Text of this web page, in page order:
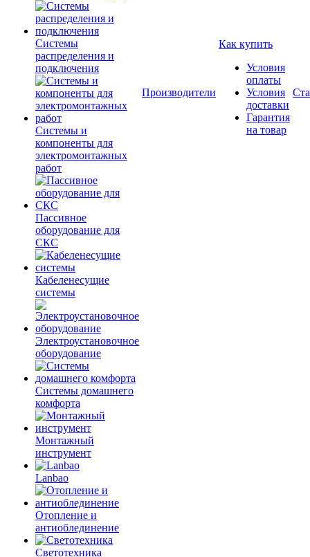
Системы
распределения и
подключения
Системы и
компоненты для
электромонтажных
работ
Пассивное
оборудование для
СКС
Кабеленесущие
системы
Электроустановочное
оборудование
Системы домашнего
комфорта
Монтажный
инструмент
Lanbao
Отопление и
антиоблединение
Светотехника
Производители
Как купить
Условия
оплаты
Условия
доставки
Гарантия
на товар